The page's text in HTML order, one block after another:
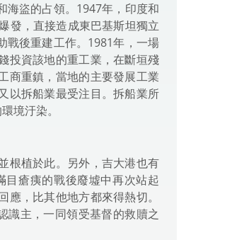
海盜的占領。1947年，印度和
發，直接造成東巴基斯坦獨立
戰後重建工作。1981年，一場
投資該地的重工業，在斷垣殘
商重鎮，當地的主要發展工業
以拆船業最受注目。拆船業所
境汙染。
根植於此。另外，吉大港也有
瘡痍的戰後廢墟中再次站起
，比其他地方都來得熱切。
識主，一同領受基督的救贖之